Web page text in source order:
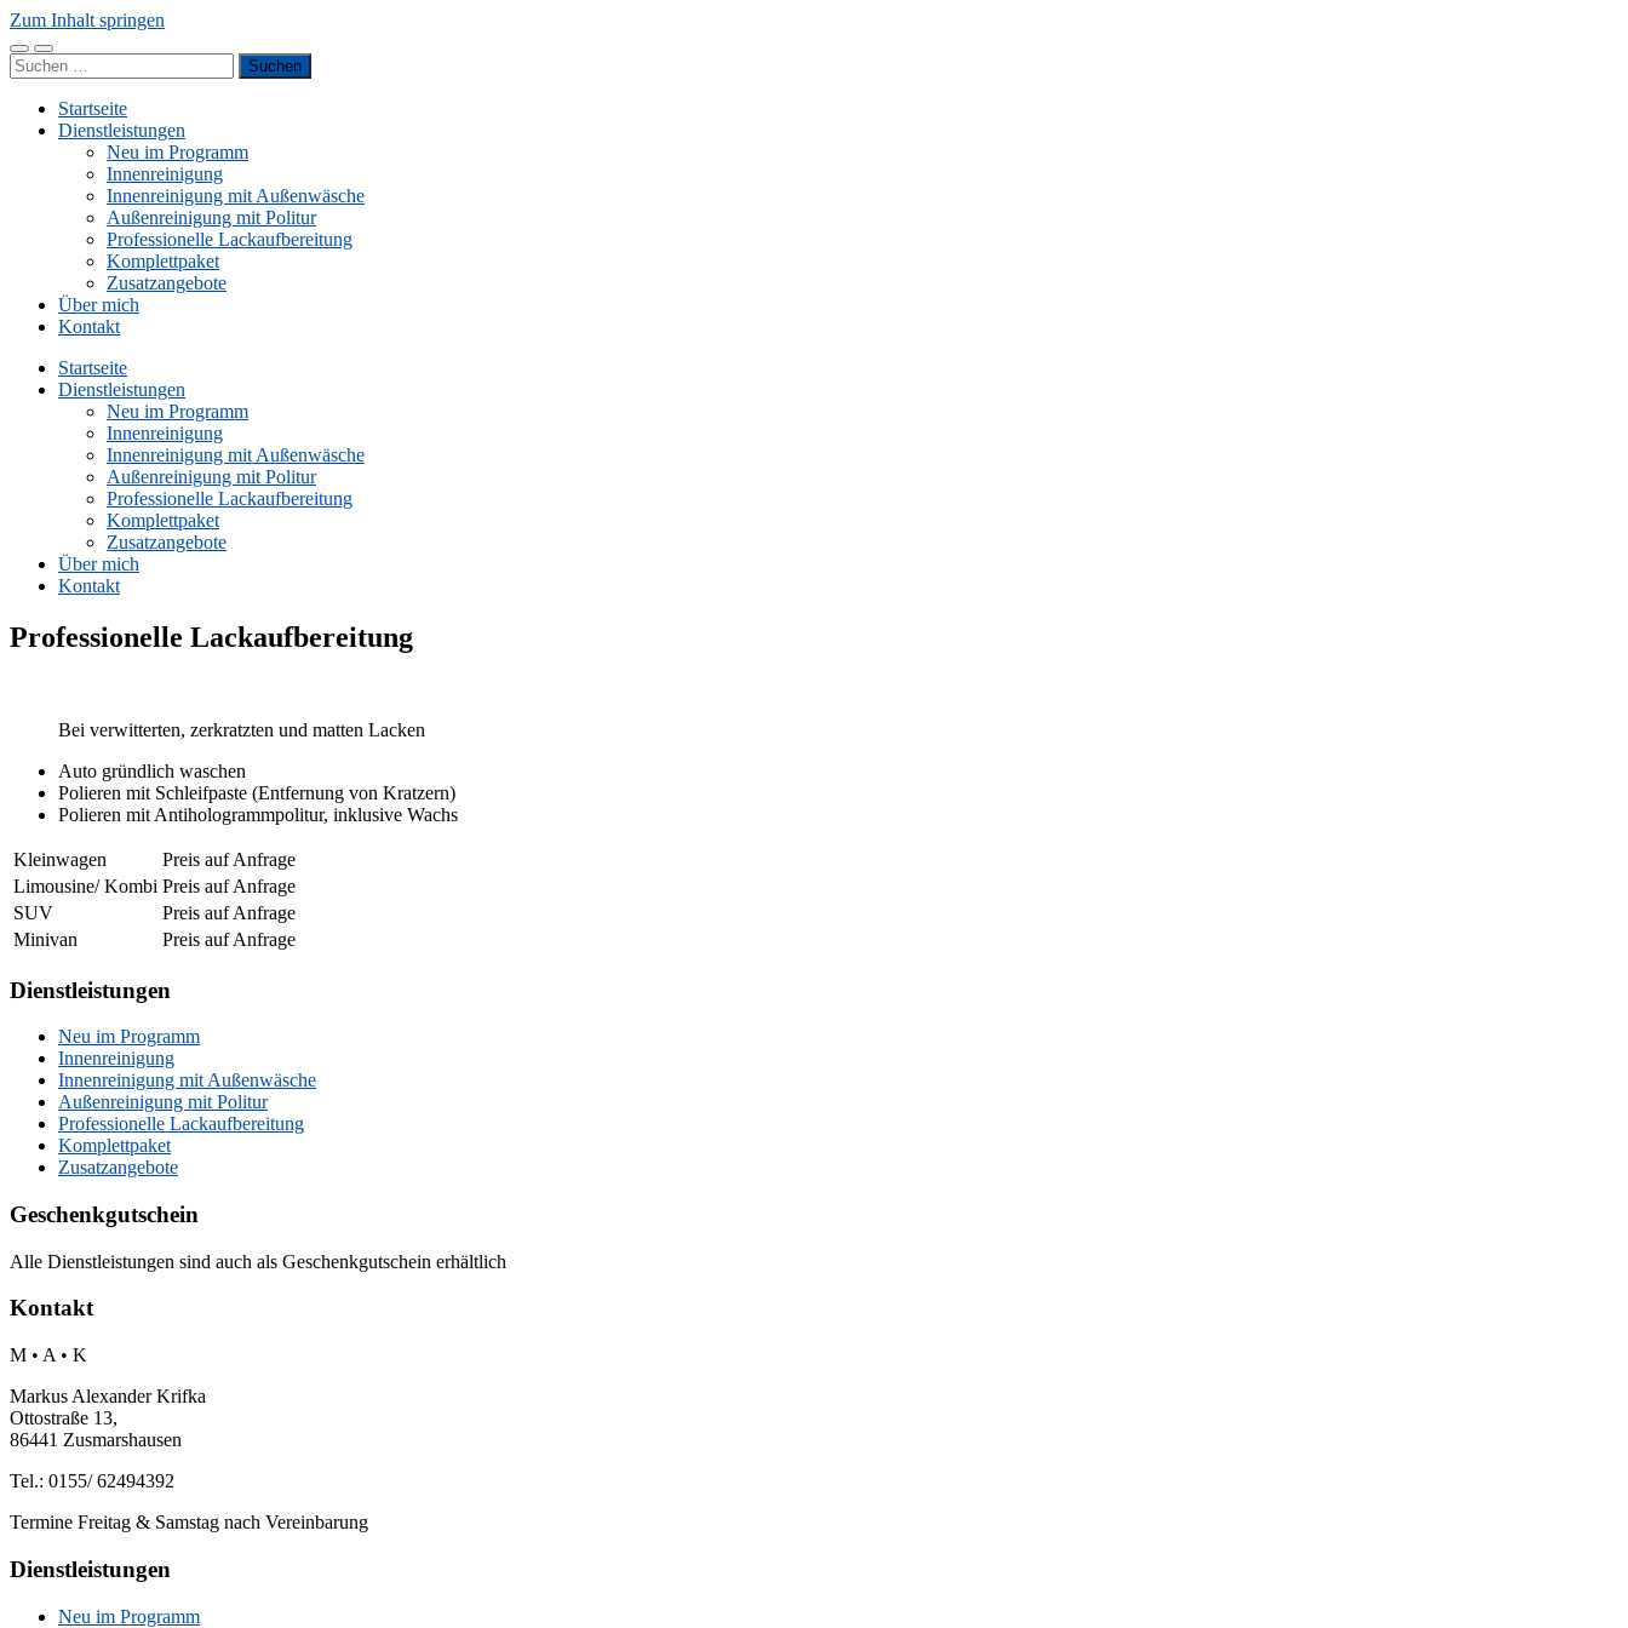
Zum Inhalt springen
Mobile-
Menü
Suchfeld
ein-/ausblenden
Suchen
nach:
Startseite
Dienstleistungen
Neu im Programm
Innenreinigung
Innenreinigung mit Außenwäsche
Außenreinigung mit Politur
Professionelle Lackaufbereitung
Komplettpaket
Zusatzangebote
Über mich
Kontakt
Startseite
Dienstleistungen
Neu im Programm
Innenreinigung
Innenreinigung mit Außenwäsche
Außenreinigung mit Politur
Professionelle Lackaufbereitung
Komplettpaket
Zusatzangebote
Über mich
Kontakt
Professionelle Lackaufbereitung
Bei verwitterten, zerkratzten und matten Lacken
Auto gründlich waschen
Polieren mit Schleifpaste (Entfernung von Kratzern)
Polieren mit Antihologrammpolitur, inklusive Wachs
Kleinwagen
Preis auf Anfrage
Limousine/ Kombi Preis auf Anfrage
SUV
Preis auf Anfrage
Minivan
Preis auf Anfrage
Dienstleistungen
Neu im Programm
Innenreinigung
Innenreinigung mit Außenwäsche
Außenreinigung mit Politur
Professionelle Lackaufbereitung
Komplettpaket
Zusatzangebote
Geschenkgutschein
Alle Dienstleistungen sind auch als Geschenkgutschein erhältlich
Kontakt
M • A • K
Markus Alexander Krifka
Ottostraße 13,
86441 Zusmarshausen
Tel.: 0155/ 62494392
Termine Freitag & Samstag nach Vereinbarung
Dienstleistungen
Neu im Programm